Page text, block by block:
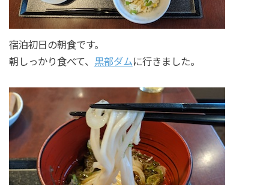
宿泊初日の朝食です。
朝しっかり食べて、 黒部ダムに行きました。